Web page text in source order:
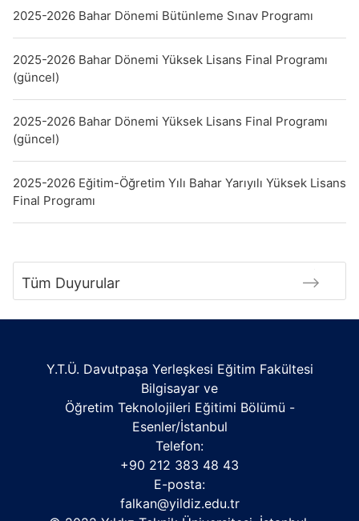
2025-2026 Bahar Dönemi Bütünleme Sınav Programı
2025-2026 Bahar Dönemi Yüksek Lisans Final Programı
(güncel)
2025-2026 Bahar Dönemi Yüksek Lisans Final Programı
(güncel)
2025-2026 Eğitim-Öğretim Yılı Bahar Yarıyılı Yüksek Lisans
Final Programı
Tüm Duyurular
Y.T.Ü. Davutpaşa Yerleşkesi Eğitim Fakültesi
Bilgisayar ve
Öğretim Teknolojileri Eğitimi Bölümü -
Esenler/İstanbul
Telefon:
+90 212 383 48 43
E-posta:
falkan@yildiz.edu.tr